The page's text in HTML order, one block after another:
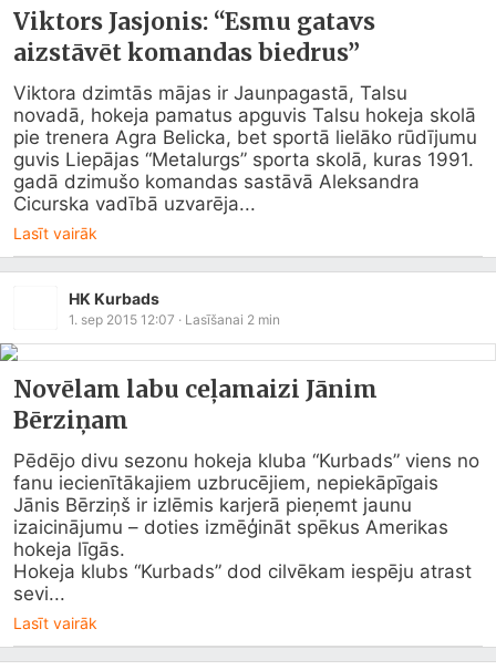
Viktors Jasjonis: “Esmu gatavs
aizstāvēt komandas biedrus”
Viktora dzimtās mājas ir Jaunpagastā, Talsu
novadā, hokeja pamatus apguvis Talsu hokeja skolā
pie trenera Agra Belicka, bet sportā lielāko rūdījumu
guvis Liepājas “Metalurgs” sporta skolā, kuras 1991.
gadā dzimušo komandas sastāvā Aleksandra
Cicurska vadībā uzvarēja...
Lasīt vairāk
HK Kurbads
1. sep 2015 12:07 · Lasīšanai 2 min
Novēlam labu ceļamaizi Jānim
Bērziņam
Pēdējo divu sezonu hokeja kluba “Kurbads” viens no
fanu iecienītākajiem uzbrucējiem, nepiekāpīgais
Jānis Bērziņš ir izlēmis karjerā pieņemt jaunu
izaicinājumu – doties izmēģināt spēkus Amerikas
hokeja līgās.
Hokeja klubs “Kurbads” dod cilvēkam iespēju atrast
sevi...
Lasīt vairāk